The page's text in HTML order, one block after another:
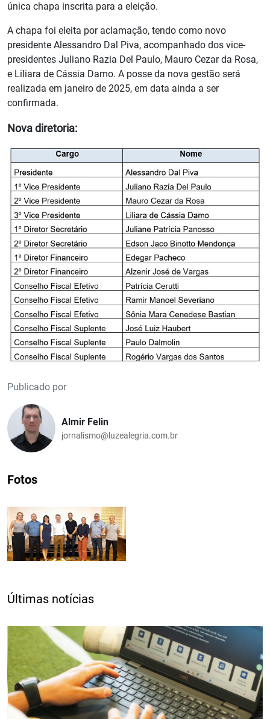
única chapa inscrita para a eleição.
A chapa foi eleita por aclamação, tendo como novo
presidente Alessandro Dal Piva, acompanhado dos vice-
presidentes Juliano Razia Del Paulo, Mauro Cezar da Rosa,
e Liliara de Cássia Damo. A posse da nova gestão será
realizada em janeiro de 2025, em data ainda a ser
confirmada.
Nova diretoria:
Publicado por
Almir Felin
jornalismo@luzealegria.com.br
Fotos
Últimas notícias